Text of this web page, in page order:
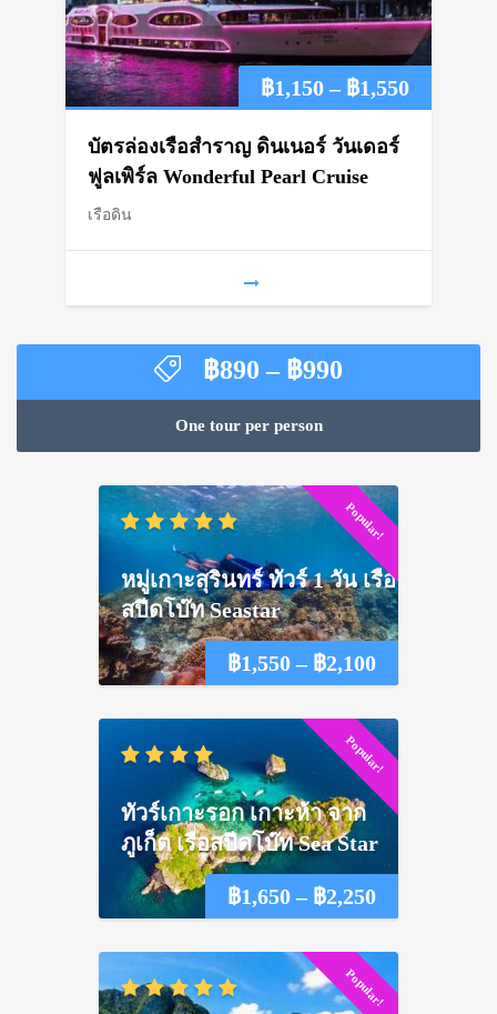
฿1,150 – ฿1,550Price
บัตรล่องเรือสำราญ ดินเนอร์ วันเดอร์
ฟูลเพิร์ล Wonderful Pearl Cruise
เรือดิน
฿890 – ฿990
range:
through
฿990
One tour per person
Popular!
฿1,550 – ฿2,100Price
฿1,550
through
฿2,100
หมู่เกาะสุรินทร์ ทัวร์ 1 วัน เรือ
สปีดโบ๊ท Seastar
Popular!
฿1,650 – ฿2,250Price
฿1,650
ทัวร์เกาะรอก เกาะห้า จาก
ภูเก็ต เรือสปีดโบ๊ท Sea Star
Popular!